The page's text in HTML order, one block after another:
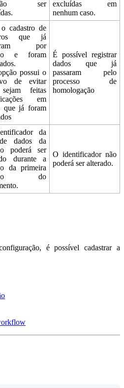
ser
excluídas em
nenhum caso.
cadastro de
que já
por
e foram
possui o
de evitar
feitas
em
que já foram
É possível registrar
dados que já
passaram pelo
processo de
homologação
da
dados da
poderá ser
durante a
da primeira
do
O identificador não
poderá ser alterado.
é possível cadastrar a